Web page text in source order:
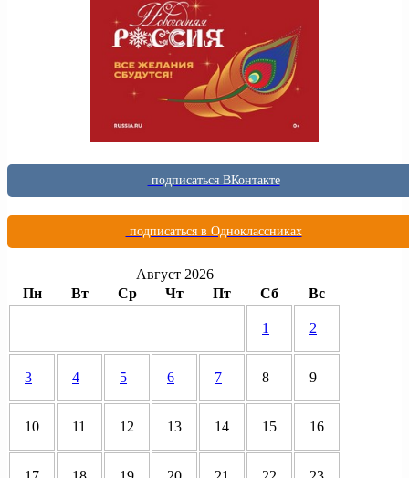
подписаться ВКонтакте
подписаться в Одноклассниках
Август 2026
Пн
Вт Ср Чт Пт Сб Вс
1 2
3 4 5 6 7 8 9
10 11 12 13 14 15 16